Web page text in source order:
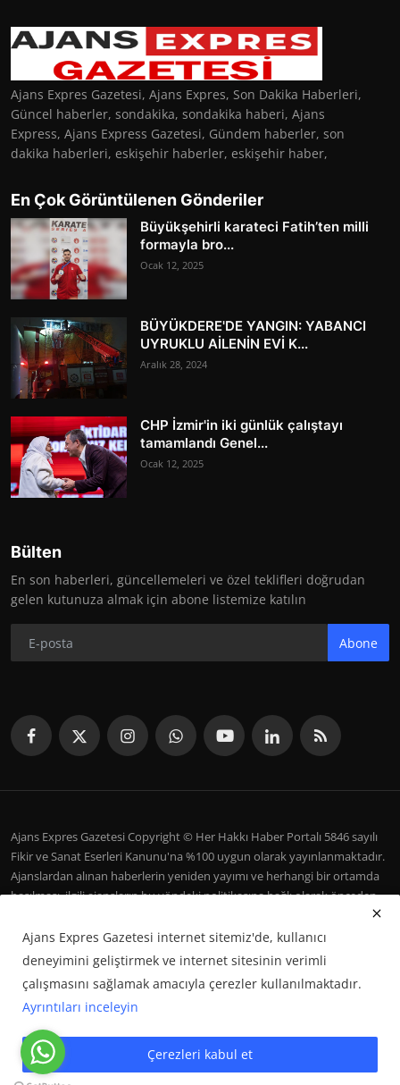
Ajans Expres Gazetesi, Ajans Expres, Son Dakika Haberleri,
Güncel haberler, sondakika, sondakika haberi, Ajans
Express, Ajans Express Gazetesi, Gündem haberler, son
dakika haberleri, eskişehir haberler, eskişehir haber,
En Çok Görüntülenen Gönderiler
Büyükşehirli karateci Fatih’ten milli
formayla bro...
Ocak 12, 2025
BÜYÜKDERE'DE YANGIN: YABANCI
UYRUKLU AİLENİN EVİ K...
Aralık 28, 2024
CHP İzmir'in iki günlük çalıştayı
tamamlandı Genel...
Ocak 12, 2025
Bülten
En son haberleri, güncellemeleri ve özel teklifleri doğrudan
gelen kutunuza almak için abone listemize katılın
Abone
Ajans Expres Gazetesi Copyright © Her Hakkı Haber Portalı 5846 sayılı
Fikir ve Sanat Eserleri Kanunu'na %100 uygun olarak yayınlanmaktadır.
Ajanslardan alınan haberlerin yeniden yayımı ve herhangi bir ortamda
basılması, ilgili ajansların bu yöndeki politikasına bağlı olarak önceden
İletişim Şartlar ve Koşullar Çerez Politikası
Künye
Galeri
Ajans Expres Gazetesi internet sitemiz'de, kullanıcı
deneyimini geliştirmek ve internet sitesinin verimli
çalışmasını sağlamak amacıyla çerezler kullanılmaktadır.
Ayrıntıları inceleyin
Çerezleri kabul et
Google Haberler'de Bizi Takip Edin